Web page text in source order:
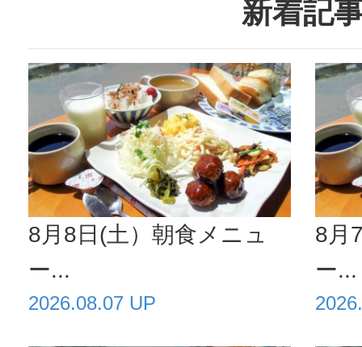
か？ 開催
くには北
所もある
是非...
新着記
8月8日(土）朝食メニュ
ー...
2026.08.07 UP
8月
ー...